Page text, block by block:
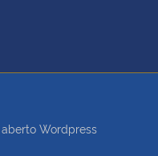
Wordpress